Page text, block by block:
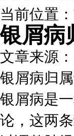
当前位置：
银屑病
文章来源：
银屑病归
银屑病是
论，这两